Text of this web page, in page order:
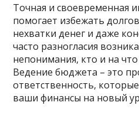
Точная и своевременная
помогает избежать
нехватки денег и даже
часто разногласия
непонимания, кто и на что
Ведение бюджета – это
ответственность,
ваши финансы на новый